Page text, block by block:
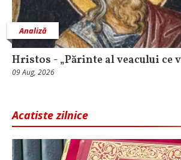
Analiză
Hristos - „Părinte al veacului ce
09 Aug, 2026
Acatiste zilnice